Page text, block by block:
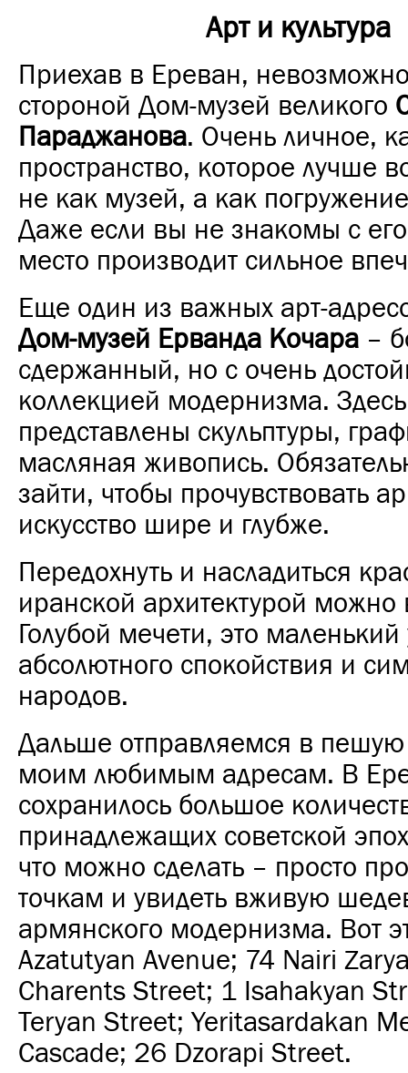
Арт и культура
Приехав в Ереван,
стороной Дом-музей великого
Параджанова. Очень личное,
пространство, которое лучше
не как музей, а как
Даже если вы не знакомы с
место производит сильное
Еще один из важных арт-
Дом-музей Ерванда Кочара –
сдержанный, но с очень
коллекцией модернизма. Здесь
представлены скульптуры,
масляная живопись.
зайти, чтобы прочувствовать
искусство шире и глубже.
Передохнуть и насладиться
иранской архитектурой можно
Голубой мечети, это маленький
абсолютного спокойствия и
народов.
Дальше отправляемся в пешую
моим любимым адресам. В
сохранилось большое
принадлежащих советской
что можно сделать – просто
точкам и увидеть вживую
армянского модернизма. Вот
Azatutyan Avenue; 74 Nairi
Charents Street; 1 Isahakyan
Teryan Street; Yeritasardakan
Cascade; 26 Dzorapi Street.